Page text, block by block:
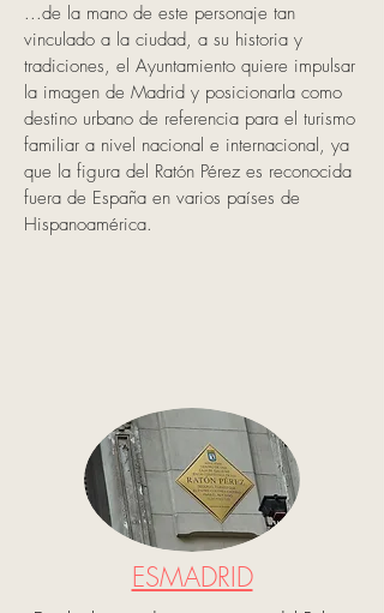
...de la mano de este personaje tan
vinculado a la ciudad, a su historia y
tradiciones, el Ayuntamiento quiere impulsar
la imagen de Madrid y posicionarla como
destino urbano de referencia para el turismo
familiar a nivel nacional e internacional, ya
que la figura del Ratón Pérez es reconocida
fuera de España en varios países de
Hispanoamérica.
ESMADRID